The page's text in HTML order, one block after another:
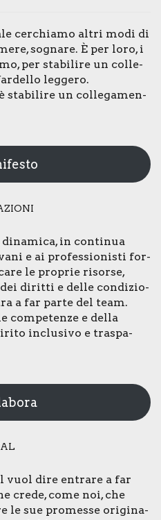
cer­chia­mo altri modi di
sogna­re. È per loro, i
per sta­bi­li­re un col­le­
leg­ge­ro.
è sta­bi­li­re un col­le­ga­men­
dina­mi­ca, in con­ti­nua
e ai pro­fes­sio­ni­sti for­
le pro­prie risor­se,
dei dirit­ti e del­le con­di­zio­
a far par­te del team.
com­pe­ten­ze e del­la
inclu­si­vo e tra­spa­
vuol dire entra­re a far
cre­de, come noi, che
le sue pro­mes­se ori­gi­na­